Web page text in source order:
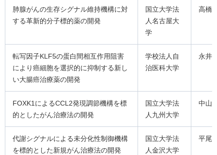
肺腺がんの生存シグナル維持機構に対
する革新的分子標的薬の開発
国立大学法
人名古屋大
学
高橋
転写因子KLF5の蛋白間相互作用阻害
により癌細胞を選択的に抑制する新し
い大腸癌治療薬の開発
学校法人自
治医科大学
永井
FOXK1によるCCL2発現調節機構を標
的としたがん治療法の開発
国立大学法
人九州大学
中山
代謝シグナルによる未分化性制御機構
を標的とした新規がん治療法の開発
国立大学法
人金沢大学
平尾